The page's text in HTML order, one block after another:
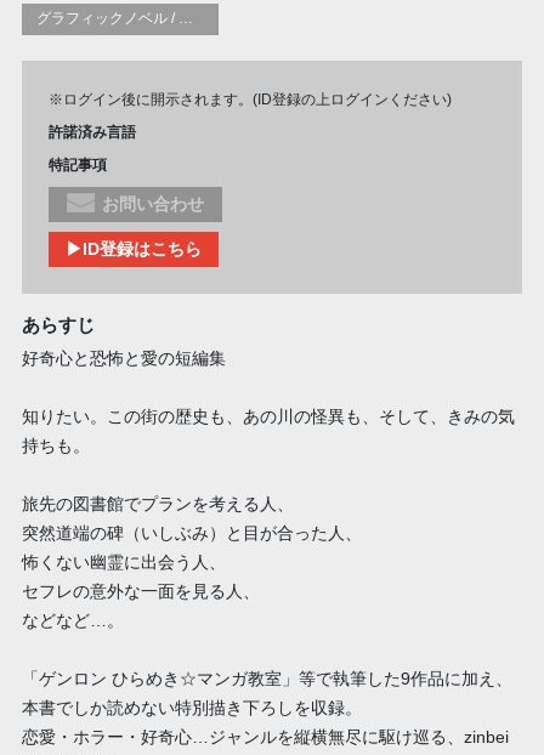
グラフィックノベル / コミックブック / 漫画：スタイル / 伝統
※ログイン後に開示されます。(ID登録の上ログインください)
許諾済み言語
特記事項
お問い合わせ
▶ID登録はこちら
あらすじ
好奇心と恐怖と愛の短編集
知りたい。この街の歴史も、あの川の怪異も、そして、きみの気
持ちも。
旅先の図書館でプランを考える人、
突然道端の碑（いしぶみ）と目が合った人、
怖くない幽霊に出会う人、
セフレの意外な一面を見る人、
などなど…。
「ゲンロン ひらめき☆マンガ教室」等で執筆した9作品に加え、
本書でしか読めない特別描き下ろしを収録。
恋愛・ホラー・好奇心…ジャンルを縦横無尽に駆け巡る、zinbei